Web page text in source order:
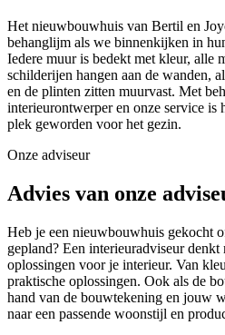
Het nieuwbouwhuis van Bertil en
behanglijm als we binnenkijken in
Iedere muur is bedekt met kleur, alle
schilderijen hangen aan de wanden,
en de plinten zitten muurvast. Met
interieurontwerper en onze service is
plek geworden voor het gezin.
Onze adviseur
Advies van onze
Heb je een nieuwbouwhuis gekocht
gepland? Een interieuradviseur denkt
oplossingen voor je interieur. Van
praktische oplossingen. Ook als de
hand van de bouwtekening en jouw
naar een passende woonstijl en